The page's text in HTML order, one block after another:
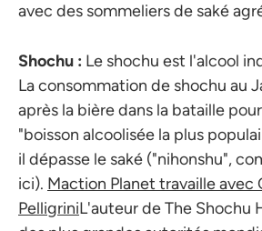
avec des sommeliers de saké
Shochu : Le shochu est l'alcool
La consommation de shochu au
après la bière dans la bataille
"boisson alcoolisée la plus
il dépasse le saké ("nihonshu",
ici). Maction Planet travaille avec
PelligriniL'auteur de The Shochu